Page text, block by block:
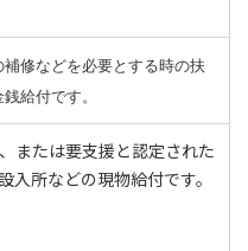
修などを必要とする時の扶
給付です。
または要支援と認定された
入所などの現物給付です。